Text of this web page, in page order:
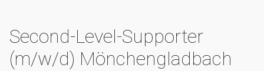
Second-Level-Supporter
(m/w/d) Mönchengladbach⁠